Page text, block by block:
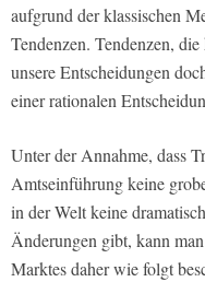
aufgrund der klassischen
Tendenzen. Tendenzen,
unsere Entscheidungen
einer rationalen
Unter der Annahme, dass
Amtseinführung keine
in der Welt keine
Änderungen gibt, kann
Marktes daher wie folgt